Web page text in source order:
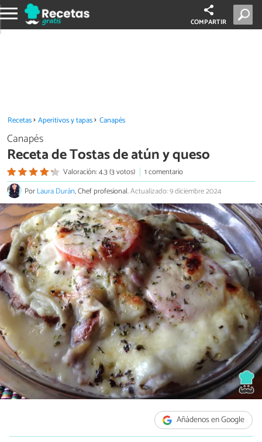
COMPARTIR
Recetas Aperitivos y tapas Canapés
Canapés
Receta de Tostas de atún y queso
Valoración: 4.3 (3 votos)
1 comentario
PorLaura Durán, Chef profesional.Actualizado: 9 diciembre 2024
Añádenos en Google